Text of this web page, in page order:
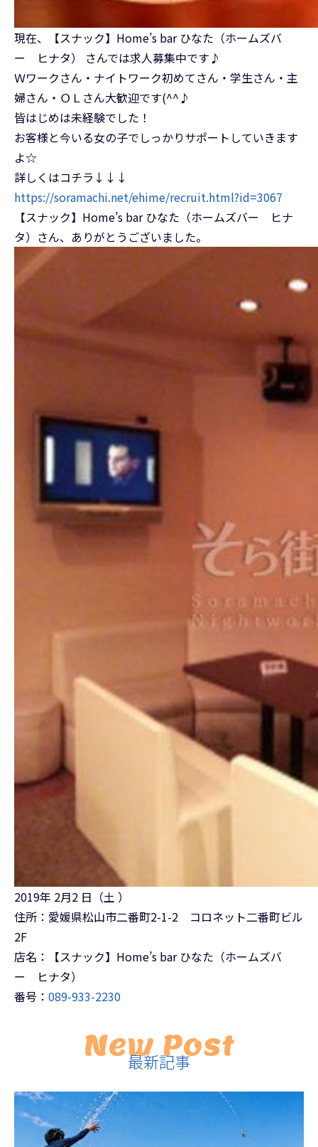
現在、【スナック】Home’s bar ひなた（ホームズバ
ー ヒナタ） さんでは求人募集中です♪
Ｗワークさん・ナイトワーク初めてさん・学生さん・主
婦さん・ＯＬさん大歓迎です(^^♪
皆はじめは未経験でした！
お客様と今いる女の子でしっかりサポートしていきます
よ☆
詳しくはコチラ↓↓↓
https://soramachi.net/ehime/recruit.html?id=3067
【スナック】Home’s bar ひなた（ホームズバー ヒナ
タ）さん、ありがとうございました。
2019年 2月2 日（土 ）
住所：愛媛県松山市二番町2-1-2 コロネット二番町ビル
2F
店名：【スナック】Home’s bar ひなた（ホームズバ
ー ヒナタ）
番号： 089-933-2230
New Post
最新記事